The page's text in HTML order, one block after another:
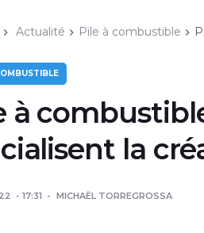
Actualité Pile à combustible
à
la
17:31 MICHAËL TORREGROSSA